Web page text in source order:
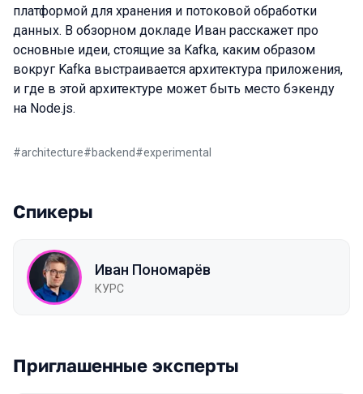
платформой для хранения и потоковой обработки
данных. В обзорном докладе Иван расскажет про
основные идеи, стоящие за Kafka, каким образом
вокруг Kafka выстраивается архитектура приложения,
и где в этой архитектуре может быть место бэкенду
на Node.js.
#architecture#backend#experimental
Спикеры
Иван Пономарёв
КУРС
Приглашенные эксперты